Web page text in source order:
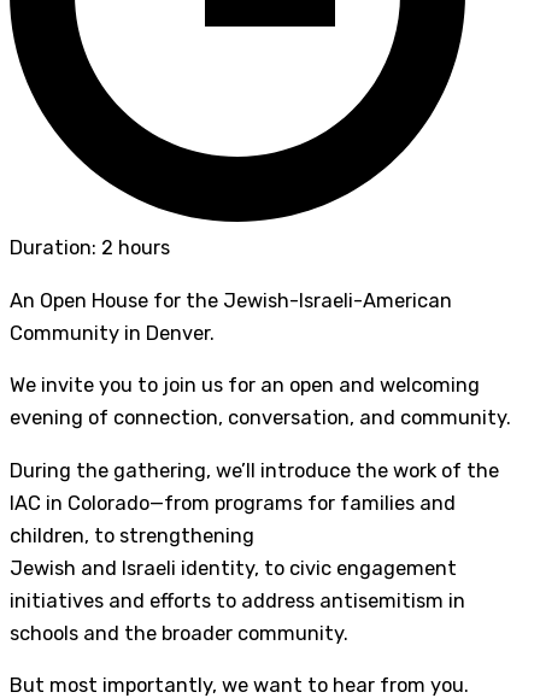
Duration: 2 hours
An Open House for the Jewish-Israeli-American
Community in Denver.
We invite you to join us for an open and welcoming
evening of connection, conversation, and community.
During the gathering, we’ll introduce the work of the
IAC in Colorado—from programs for families and
children, to strengthening
Jewish and Israeli identity, to civic engagement
initiatives and efforts to address antisemitism in
schools and the broader community.
But most importantly, we want to hear from you.